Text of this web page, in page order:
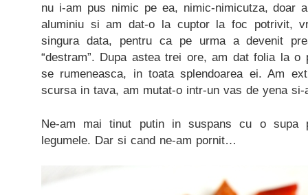
nu i-am pus nimic pe ea, nimic-nimicutza, doar
aluminiu si am dat-o la cuptor la foc potrivit,
singura data, pentru ca pe urma a devenit
“destram”. Dupa astea trei ore, am dat folia la
se rumeneasca, in toata splendoarea ei. Am
scursa in tava, am mutat-o intr-un vas de yena si-
Ne-am mai tinut putin in suspans cu o
legumele. Dar si cand ne-am pornit…